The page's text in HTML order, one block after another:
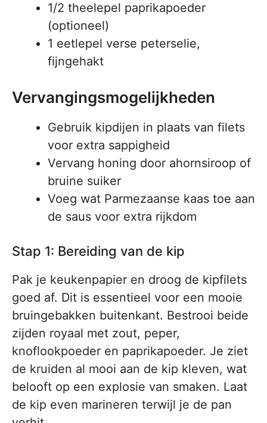
1/2 theelepel paprikapoeder
(optioneel)
1 eetlepel verse peterselie,
fijngehakt
Vervangingsmogelijkheden
Gebruik kipdijen in plaats van filets
voor extra sappigheid
Vervang honing door ahornsiroop of
bruine suiker
Voeg wat Parmezaanse kaas toe aan
de saus voor extra rijkdom
Stap 1: Bereiding van de kip
Pak je keukenpapier en droog de kipfilets
goed af. Dit is essentieel voor een mooie
bruingebakken buitenkant. Bestrooi beide
zijden royaal met zout, peper,
knoflookpoeder en paprikapoeder. Je ziet
de kruiden al mooi aan de kip kleven, wat
belooft op een explosie van smaken. Laat
de kip even marineren terwijl je de pan